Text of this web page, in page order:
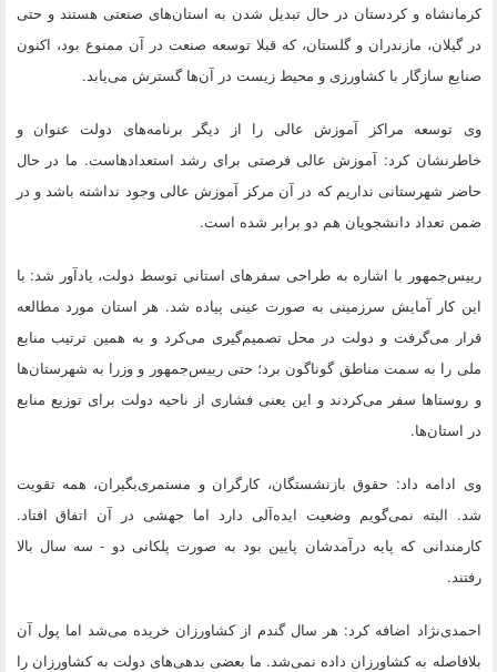
کرمانشاه و کردستان در حال تبدیل شدن به استان‌های صنعتی هستند و حتی
در گیلان، مازندران و گلستان، که قبلا توسعه صنعت در آن ممنوع بود، اکنون
صنایع سازگار با کشاورزی و محیط زیست در آن‌ها گسترش می‌یابد.
وی توسعه مراکز آموزش عالی را از دیگر برنامه‌های دولت عنوان و
خاطرنشان کرد: آموزش عالی فرصتی برای رشد استعدادهاست. ما در حال
حاضر شهرستانی نداریم که در آن مرکز آموزش عالی وجود نداشته باشد و در
ضمن تعداد دانشجویان هم دو برابر شده است.
رییس‌جمهور با اشاره به طراحی سفرهای استانی توسط دولت، یادآور شد: با
این کار آمایش سرزمینی به صورت عینی پیاده شد. هر استان مورد مطالعه
قرار می‌گرفت و دولت در محل تصمیم‌گیری می‌کرد و به همین ترتیب منابع
ملی را به سمت مناطق گوناگون برد؛ حتی رییس‌جمهور و وزرا به شهرستان‌ها
و روستاها سفر می‌کردند و این یعنی فشاری از ناحیه دولت برای توزیع منابع
در استان‌ها.
وی ادامه داد: حقوق بازنشستگان، کارگران و مستمری‌بگیران، همه تقویت
شد. البته نمی‌گویم وضعیت اید‌ه‌آلی دارد اما جهشی در آن اتفاق افتاد.
کارمندانی که پایه درآمدشان پایین بود به صورت پلکانی دو - سه سال بالا
رفتند.
احمدی‌نژاد اضافه کرد: هر سال گندم از کشاورزان خریده می‌شد اما پول آن
بلافاصله به کشاورزان داده نمی‌شد. ما بعضی بدهی‌های دولت به کشاورزان را